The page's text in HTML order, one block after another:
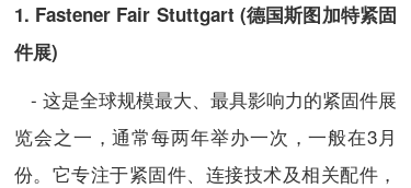
1. Fastener Fair Stuttgart (德国斯图加特紧固
件展)
- 这是全球规模最大、最具影响力的紧固件展
览会之一，通常每两年举办一次，一般在3月
份。它专注于紧固件、连接技术及相关配件，